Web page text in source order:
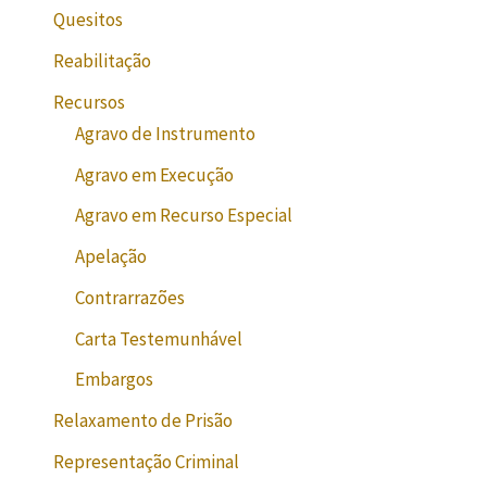
Quesitos
Reabilitação
Recursos
Agravo de Instrumento
Agravo em Execução
Agravo em Recurso Especial
Apelação
Contrarrazões
Carta Testemunhável
Embargos
Relaxamento de Prisão
Representação Criminal